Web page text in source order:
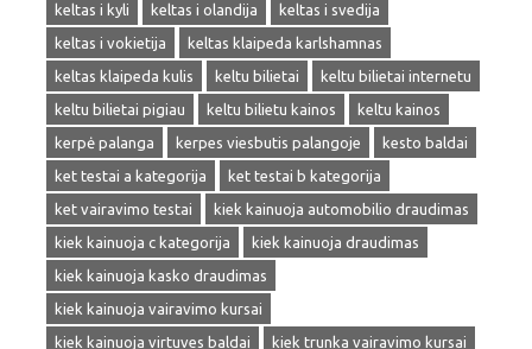
keltas i kyli
keltas i olandija
keltas i svedija
keltas i vokietija
keltas klaipeda karlshamnas
keltas klaipeda kulis
keltu bilietai
keltu bilietai internetu
keltu bilietai pigiau
keltu bilietu kainos
keltu kainos
kerpė palanga
kerpes viesbutis palangoje
kesto baldai
ket testai a kategorija
ket testai b kategorija
ket vairavimo testai
kiek kainuoja automobilio draudimas
kiek kainuoja c kategorija
kiek kainuoja draudimas
kiek kainuoja kasko draudimas
kiek kainuoja vairavimo kursai
kiek kainuoja virtuves baldai
kiek trunka vairavimo kursai